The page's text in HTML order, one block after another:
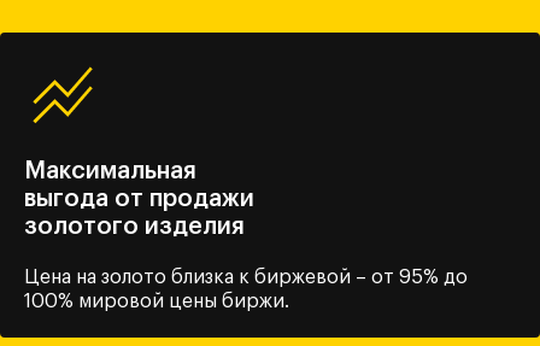
Максимальная
выгода от продажи
золотого изделия
Цена на золото близка к биржевой – от 95% до
100% мировой цены биржи.